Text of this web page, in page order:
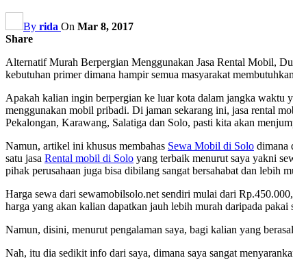
By rida On Mar 8, 2017
Share
Alternatif Murah Berpergian Menggunakan Jasa Rental Mobil,
kebutuhan primer dimana hampir semua masyarakat
Apakah kalian ingin berpergian ke luar kota dalam jangka waktu
menggunakan mobil pribadi. Di jaman sekarang ini, jasa rental
Pekalongan, Karawang, Salatiga dan Solo, pasti kita akan
Namun, artikel ini khusus membahas Sewa Mobil di Solo dimana
satu jasa Rental mobil di Solo yang terbaik menurut saya yakni
pihak perusahaan juga bisa dibilang sangat bersahabat dan lebih
Harga sewa dari sewamobilsolo.net sendiri mulai dari
harga yang akan kalian dapatkan jauh lebih murah daripada pakai
Namun, disini, menurut pengalaman saya, bagi kalian yang
Nah, itu dia sedikit info dari saya, dimana saya sangat